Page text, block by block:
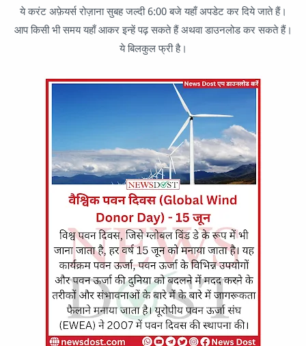
ये करंट अफ़ेयर्स रोज़ाना सुबह जल्दी 6:00 बजे यहाँ अपडेट कर दिये जाते हैं।
आप किसी भी समय यहाँ आकर इन्हें पढ़ सकते हैं अथवा डाउनलोड कर सकते हैं।
ये बिलकुल फ्री है।